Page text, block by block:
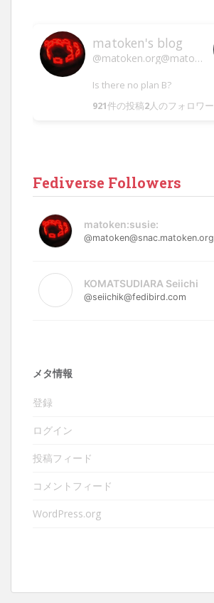
matoken's blog
@matoken.org@matoken.org
Is there no plan B?
921件の投稿2人のフォロワー
Fediverse Followers
matoken:susie:
@matoken@snac.matoken.org
KOMATSUDIARA Seiichi
@seiichik@fedibird.com
メタ情報
登録
ログイン
投稿フィード
コメントフィード
WordPress.org